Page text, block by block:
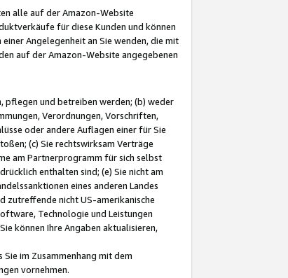
alle auf der Amazon-Website
für diese Kunden und können
Angelegenheit an Sie wenden, die mit
auf der Amazon-Website angegebenen
pflegen und betreiben werden; (b) weder
Verordnungen, Vorschriften,
oder andere Auflagen einer für Sie
(c) Sie rechtswirksam Verträge
am Partnerprogramm für sich selbst
enthalten sind; (e) Sie nicht am
eines anderen Landes
zutreffende nicht US-amerikanische
Technologie und Leistungen
können Ihre Angaben aktualisieren,
im Zusammenhang mit dem
vornehmen.